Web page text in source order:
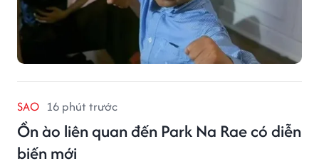
SAO 16 phút trước
Ồn ào liên quan đến Park Na Rae có diễn
biến mới